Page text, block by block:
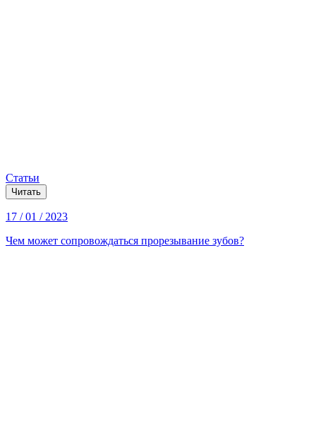
Статьи
Читать
17 / 01 / 2023
Чем может сопровождаться прорезывание зубов?